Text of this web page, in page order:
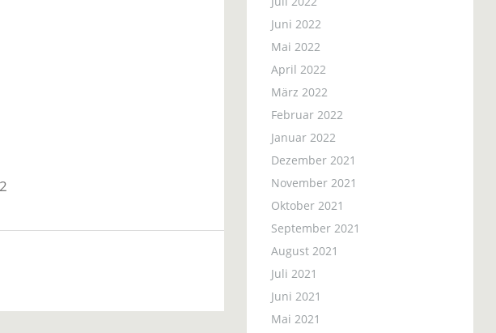
Juni 2022
Mai 2022
April 2022
März 2022
Februar 2022
Januar 2022
Dezember 2021
November 2021
Oktober 2021
September 2021
August 2021
Juli 2021
Juni 2021
Mai 2021